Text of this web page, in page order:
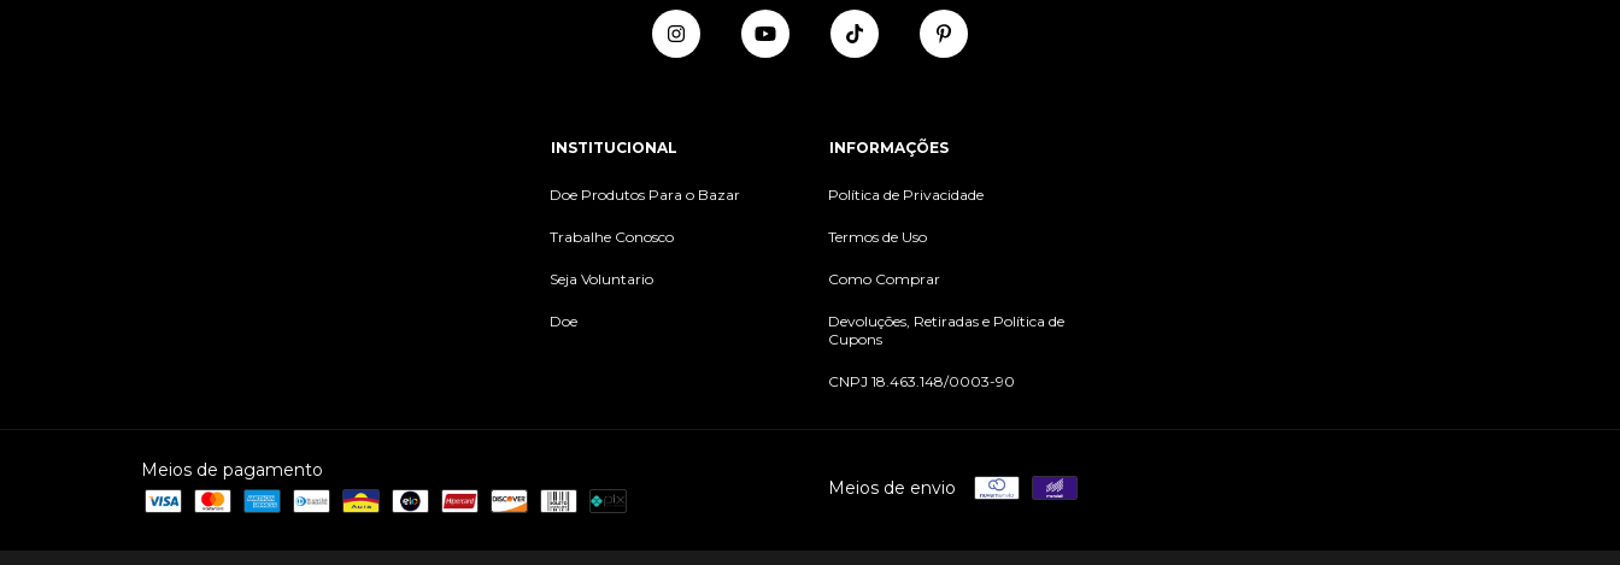
INSTITUCIONAL
Doe Produtos Para o Bazar
Trabalhe Conosco
Seja Voluntario
Doe
INFORMAÇÕES
Política de Privacidade
Termos de Uso
Como Comprar
Devoluções, Retiradas e Política de
Cupons
CNPJ 18.463.148/0003-90
Meios de pagamento
Meios de envio